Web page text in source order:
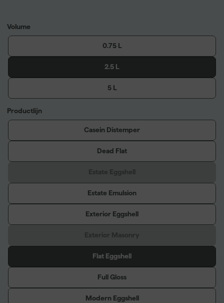
Volume
0.75 L
2.5 L
5 L
Productlijn
Casein Distemper
Dead Flat
Estate Emulsion
Exterior Eggshell
Flat Eggshell
Full Gloss
Modern Eggshell